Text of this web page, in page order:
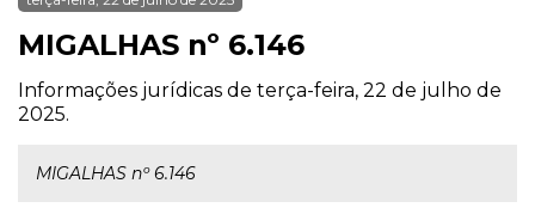
MIGALHAS nº 6.146
Informações jurídicas de terça-feira, 22 de julho de
2025.
MIGALHAS nº 6.146